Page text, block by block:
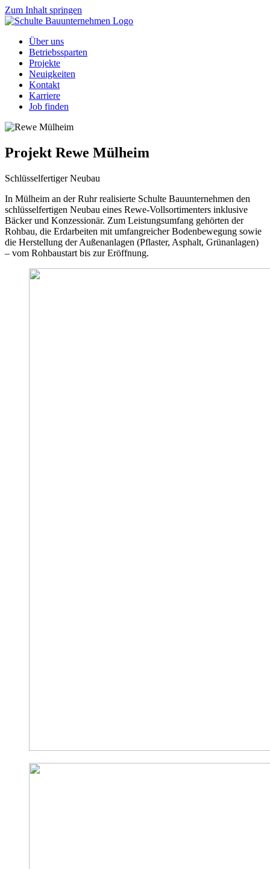
Zum Inhalt springen
Über uns
Betriebssparten
Projekte
Neuigkeiten
Kontakt
Karriere
Job finden
Projekt Rewe Mülheim
Schlüsselfertiger Neubau
In Mülheim an der Ruhr realisierte Schulte Bauunternehmen den
schlüsselfertigen Neubau eines Rewe-Vollsortimenters inklusive
Bäcker und Konzessionär. Zum Leistungsumfang gehörten der
Rohbau, die Erdarbeiten mit umfangreicher Bodenbewegung sowie
die Herstellung der Außenanlagen (Pflaster, Asphalt, Grünanlagen)
– vom Rohbaustart bis zur Eröffnung.